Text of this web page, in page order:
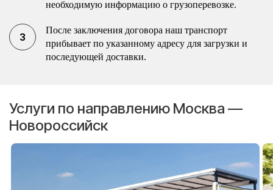
необходимую информацию о грузоперевозке.
После заключения договора наш транспорт
прибывает по указанному адресу для загрузки и
последующей доставки.
Услуги по направлению Москва —
Новороссийск